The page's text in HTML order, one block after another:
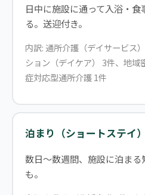
日中に施設に通って入浴・
る。送迎付き。
内訳: 通所介護（デイサービス
ション（デイケア） 3件、地域
症対応型通所介護 1件
泊まり（ショートステイ）
数日〜数週間、施設に泊ま
も。